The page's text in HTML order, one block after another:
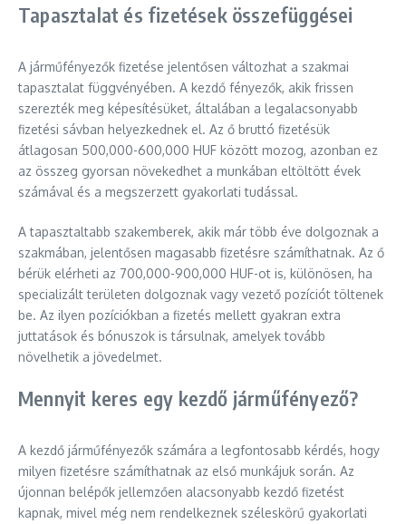
Tapasztalat és fizetések összefüggései
A járműfényezők fizetése jelentősen változhat a szakmai
tapasztalat függvényében. A kezdő fényezők, akik frissen
szerezték meg képesítésüket, általában a legalacsonyabb
fizetési sávban helyezkednek el. Az ő bruttó fizetésük
átlagosan 500,000-600,000 HUF között mozog, azonban ez
az összeg gyorsan növekedhet a munkában eltöltött évek
számával és a megszerzett gyakorlati tudással.
A tapasztaltabb szakemberek, akik már több éve dolgoznak a
szakmában, jelentősen magasabb fizetésre számíthatnak. Az ő
bérük elérheti az 700,000-900,000 HUF-ot is, különösen, ha
specializált területen dolgoznak vagy vezető pozíciót töltenek
be. Az ilyen pozíciókban a fizetés mellett gyakran extra
juttatások és bónuszok is társulnak, amelyek tovább
növelhetik a jövedelmet.
Mennyit keres egy kezdő járműfényező?
A kezdő járműfényezők számára a legfontosabb kérdés, hogy
milyen fizetésre számíthatnak az első munkájuk során. Az
újonnan belépők jellemzően alacsonyabb kezdő fizetést
kapnak, mivel még nem rendelkeznek széleskörű gyakorlati